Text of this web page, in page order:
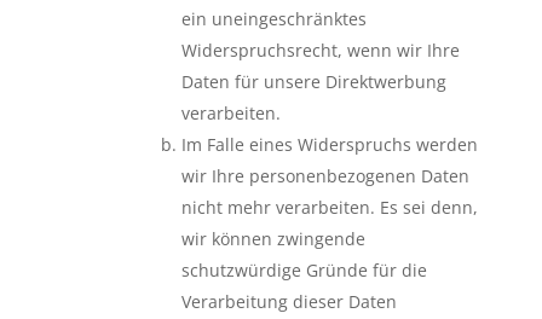
ein uneingeschränktes
Widerspruchsrecht, wenn wir Ihre
Daten für unsere Direktwerbung
verarbeiten.
Im Falle eines Widerspruchs werden
wir Ihre personenbezogenen Daten
nicht mehr verarbeiten. Es sei denn,
wir können zwingende
schutzwürdige Gründe für die
Verarbeitung dieser Daten